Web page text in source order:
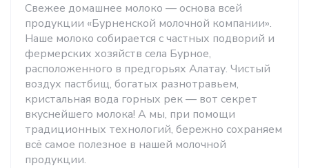
Cвежее домашнее молоко — основа всей
продукции «Бурненской молочной компании».
Наше молоко собирается с частных подворий и
фермерских хозяйств села Бурное,
расположенного в предгорьях Алатау. Чистый
воздух пастбищ, богатых разнотравьем,
кристальная вода горных рек — вот секрет
вкуснейшего молока! А мы, при помощи
традиционных технологий, бережно сохраняем
всё самое полезное в нашей молочной
продукции.